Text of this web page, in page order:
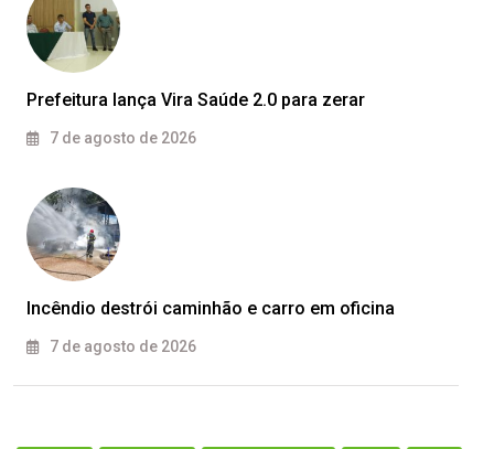
Prefeitura lança Vira Saúde 2.0 para zerar
7 de agosto de 2026
Incêndio destrói caminhão e carro em oficina
7 de agosto de 2026